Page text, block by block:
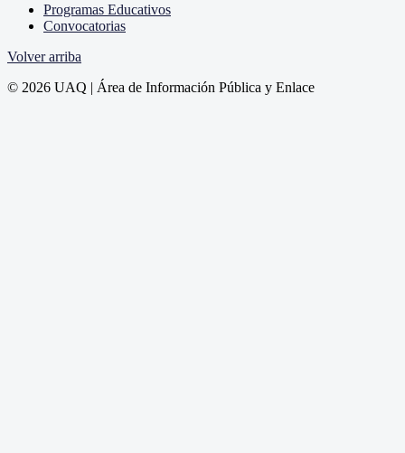
Programas Educativos
Convocatorias
Volver arriba
© 2026 UAQ | Área de Información Pública y Enlace